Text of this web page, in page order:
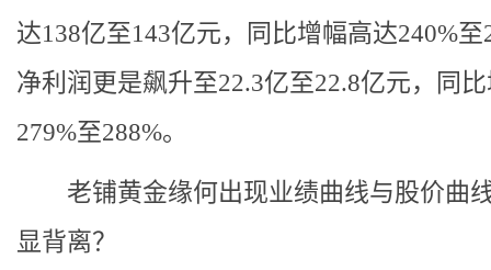
达138亿至143亿元，同比增幅高达240%至
净利润更是飙升至22.3亿至22.8亿元，同
279%至288%。
老铺黄金缘何出现业绩曲线与股价曲
显背离？